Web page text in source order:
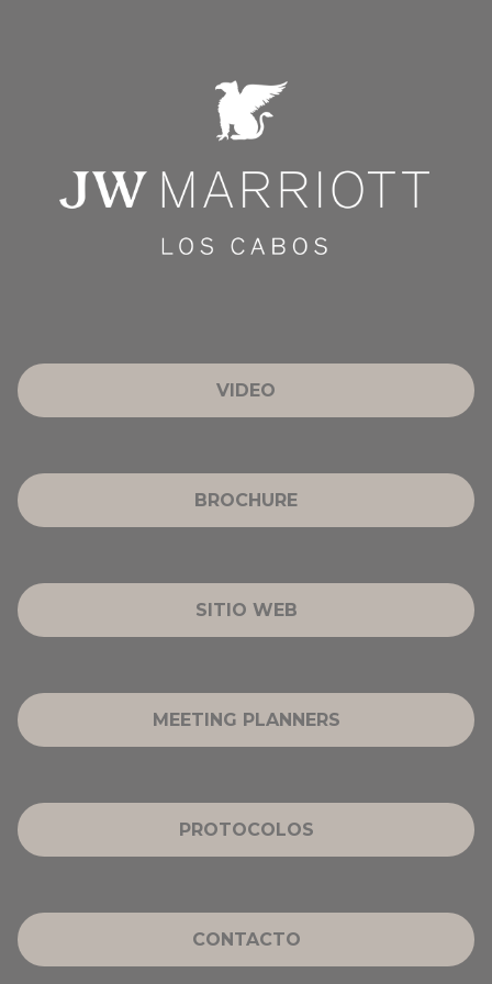
VIDEO
BROCHURE
SITIO WEB
MEETING PLANNERS
PROTOCOLOS
CONTACTO